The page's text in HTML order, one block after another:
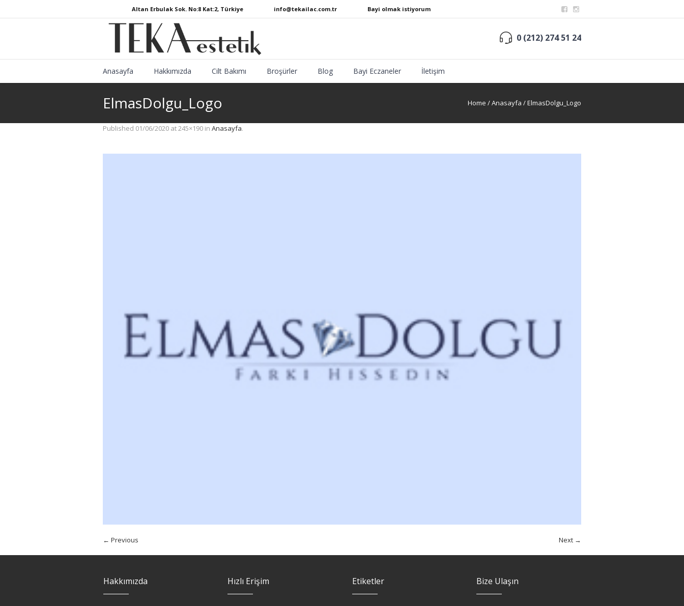
Altan Erbulak Sok. No:8 Kat:2, Türkiye info@tekailac.com.tr Bayi olmak istiyorum
0 (212) 274 51 24
Anasayfa Hakkımızda Cilt Bakımı Broşürler Blog Bayi Eczaneler İletişim
ElmasDolgu_Logo Home /Anasayfa /ElmasDolgu_Logo
Published 01/06/2020 at 245×190 in Anasayfa.
← Previous Next →
Hakkımızda Hızlı Erişim Etiketler Bize Ulaşın